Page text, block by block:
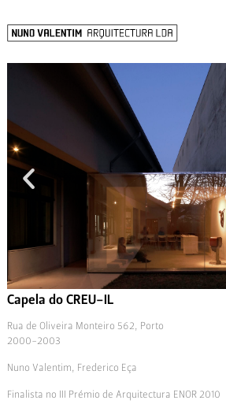
Capela do CREU-IL
Rua de Oliveira Monteiro 562, Porto
2000-2003
Nuno Valentim, Frederico Eça
Finalista no III Prémio de Arquitectura ENOR 2010